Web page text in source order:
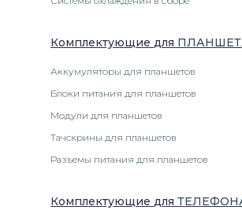
Комплектующие для ПЛАНШЕТ
Аккумуляторы для планшетов
Блоки питания для планшетов
Модули для планшетов
Тачскрины для планшетов
Разъемы питания для планшетов
Комплектующие для ТЕЛЕФОН